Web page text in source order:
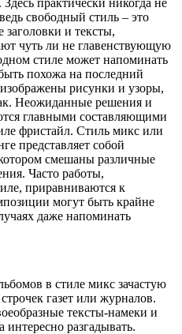
свободный стиль – это
заголовки и тексты,
чуть ли не главенствующую
стиле может напоминать
похожа на последний
рисунки и узоры,
Неожиданные решения и
главными составляющими
фристайл. Стиль микс или
представляет собой
смешаны различные
Часто работы,
приравниваются к
могут быть крайне
даже напоминать
в стиле микс зачастую
газет или журналов.
тексты-намеки и
интересно разгадывать.